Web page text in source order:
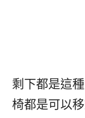
剩下都是這
椅都是可以